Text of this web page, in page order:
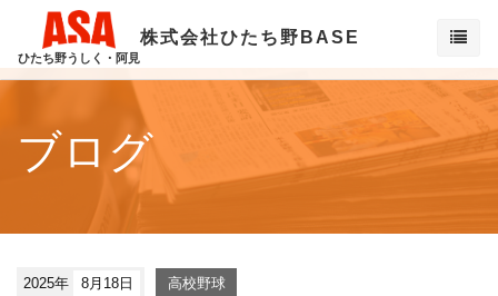
ひたち野うしく・阿見
株式会社ひたち野BASE
ブログ
2025年 8月18日 高校野球